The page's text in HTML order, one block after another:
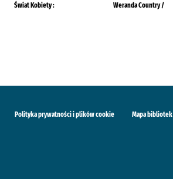
Świat Kobiety : Weranda Country /
Polityka prywatności i plików cookie Mapa bibliotek